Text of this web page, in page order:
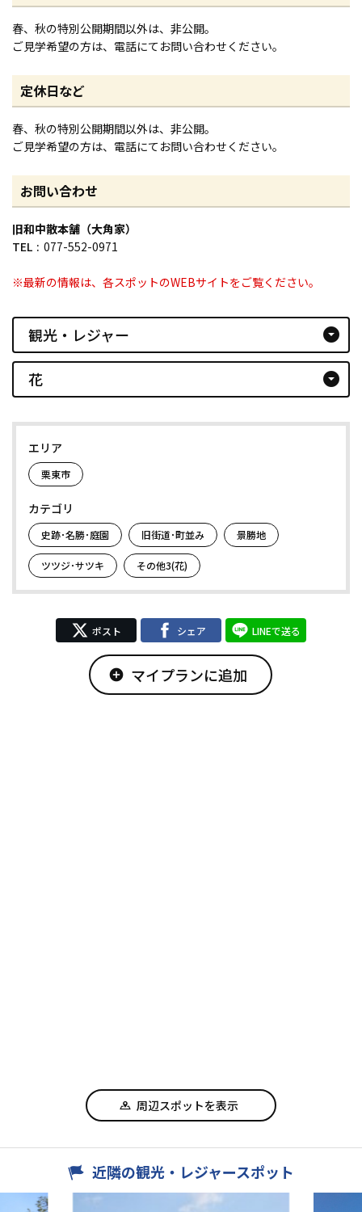
春、秋の特別公開期間以外は、非公開。
ご見学希望の方は、電話にてお問い合わせください。
定休日など
春、秋の特別公開期間以外は、非公開。
ご見学希望の方は、電話にてお問い合わせください。
お問い合わせ
旧和中散本舗（大角家）
TEL
077-552-0971
※最新の情報は、各スポットのWEBサイトをご覧ください。
観光・レジャー arrow_drop_down_circle
花 arrow_drop_down_circle
エリア
栗東市
カテゴリ
史跡･名勝･庭園 旧街道･町並み 景勝地
ツツジ･サツキ その他3(花)
ポスト シェア LINEで送る
add_circle マイプランに追加
周辺スポットを表示
近隣の観光・レジャースポット